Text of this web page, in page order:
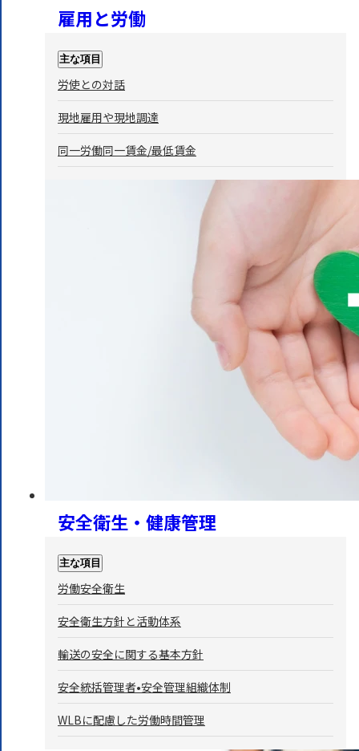
雇用と労働
主な項目
労使との対話
現地雇用や現地調達
同一労働同一賃金/最低賃金
安全衛生・健康管理
主な項目
労働安全衛生
安全衛生方針と活動体系
輸送の安全に関する基本方針
安全統括管理者•安全管理組織体制
WLBに配慮した労働時間管理